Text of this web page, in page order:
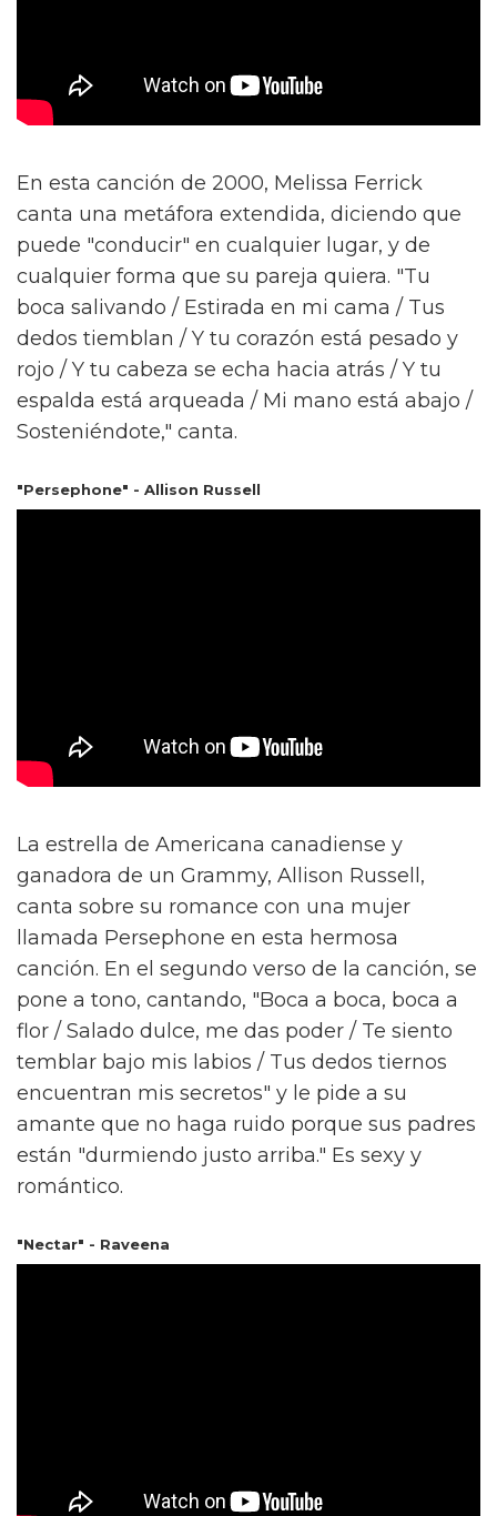
En esta canción de 2000, Melissa Ferrick
canta una metáfora extendida, diciendo que
puede "conducir" en cualquier lugar, y de
cualquier forma que su pareja quiera. "Tu
boca salivando / Estirada en mi cama / Tus
dedos tiemblan / Y tu corazón está pesado y
rojo / Y tu cabeza se echa hacia atrás / Y tu
espalda está arqueada / Mi mano está abajo /
Sosteniéndote," canta.
"Persephone" - Allison Russell
La estrella de Americana canadiense y
ganadora de un Grammy, Allison Russell,
canta sobre su romance con una mujer
llamada Persephone en esta hermosa
canción. En el segundo verso de la canción, se
pone a tono, cantando, "Boca a boca, boca a
flor / Salado dulce, me das poder / Te siento
temblar bajo mis labios / Tus dedos tiernos
encuentran mis secretos" y le pide a su
amante que no haga ruido porque sus padres
están "durmiendo justo arriba." Es sexy y
romántico.
"Nectar" - Raveena